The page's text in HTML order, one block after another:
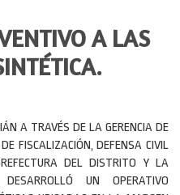
A LAS
A TRAVÉS DE LA GERENCIA DE
FISCALIZACIÓN, DEFENSA CIVIL
DEL DISTRITO Y LA
UN OPERATIVO